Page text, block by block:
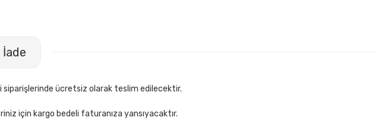
Sepete Ekle
siparişlerinde ücretsiz olarak teslim edilecektir.
için kargo bedeli faturanıza yansıyacaktır.